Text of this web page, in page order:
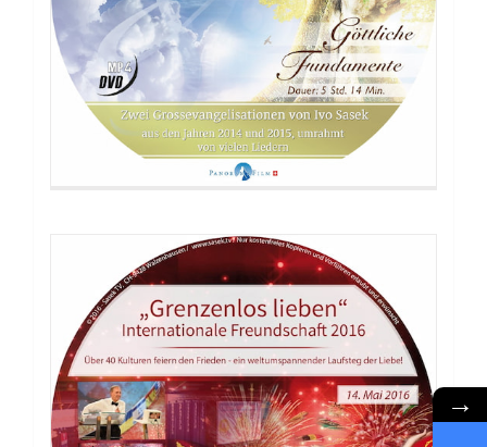
DVD: Grenzenlos lieben
→